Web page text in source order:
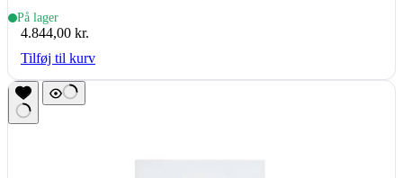
(inde- & udedel.)
På lager
4.844,00 kr.
Tilføj til kurv